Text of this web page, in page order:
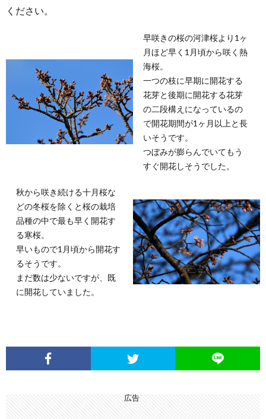
ください。
早咲きの桜の河津桜より1ヶ
月ほど早く1月頃から咲く熱
海桜。
一つの枝に早期に開花する
花芽と後期に開花する花芽
の二段構えになっているの
で開花期間が1ヶ月以上と長
いそうです。
つぼみが膨らんでいてもう
すぐ開花しそうでした。
秋から咲き続ける十月桜な
どの冬桜を除くと桜の栽培
品種の中で最も早く開花す
る寒桜。
早いもので1月頃から開花す
るそうです。
まだ数は少ないですが、既
に開花していました。
広告